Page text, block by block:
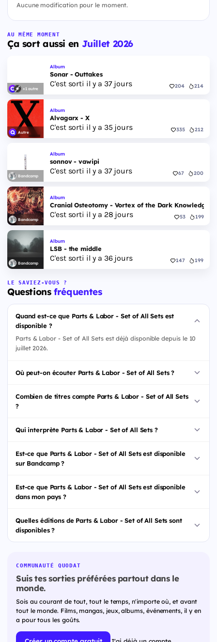
Aucune modification pour le moment.
AU MÊME MOMENT
Ça sort aussi en Juillet 2026
+1 autre
Album
Sonar - Outtakes
C'est sorti il y a 37 jours 204 214
Autre
Album
Alvagarx - X
C'est sorti il y a 35 jours 335 212
Bandcamp
Album
sonnov - vawipi
C'est sorti il y a 37 jours 67 200
Bandcamp
Album
Cranial Osteotomy - Vortex of the Dark Knowledge
C'est sorti il y a 28 jours 53 199
Bandcamp
Album
LSB - the middle
C'est sorti il y a 36 jours 147 199
LE SAVIEZ-VOUS ?
Questionsfréquentes
Quand est-ce que Parts & Labor - Set of All Sets est
disponible ?
Parts & Labor - Set of All Sets est déjà disponible depuis le 10
juillet 2026.
Où peut-on écouter Parts & Labor - Set of All Sets ?
Combien de titres compte Parts & Labor - Set of All Sets
?
Qui interprète Parts & Labor - Set of All Sets ?
Est-ce que Parts & Labor - Set of All Sets est disponible
sur Bandcamp ?
Est-ce que Parts & Labor - Set of All Sets est disponible
dans mon pays ?
Quelles éditions de Parts & Labor - Set of All Sets sont
disponibles ?
COMMUNAUTÉ QUODAT
Suis tes sorties préférées partout dans le
monde.
Sois au courant de tout, tout le temps, n'importe où, et avant
tout le monde. Films, mangas, jeux, albums, événements, il y en
a pour tous les goûts.